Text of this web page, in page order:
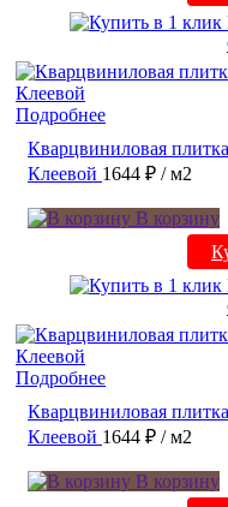
Подробнее
Кварцвиниловая
Клеевой 1644 ₽ / м2
В корзину
Подробнее
Кварцвиниловая
Клеевой 1644 ₽ / м2
В корзину